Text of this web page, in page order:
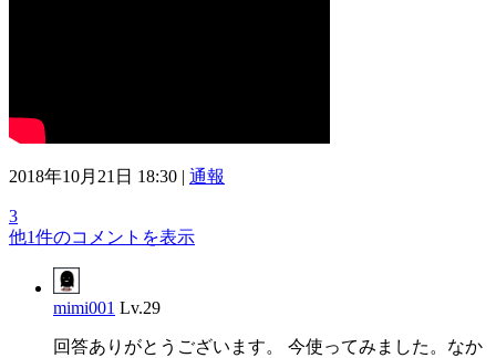
2018年10月21日 18:30 | 通報
3
他1件のコメントを表示
mimi001 Lv.29
回答ありがとうございます。 今使ってみました。なか